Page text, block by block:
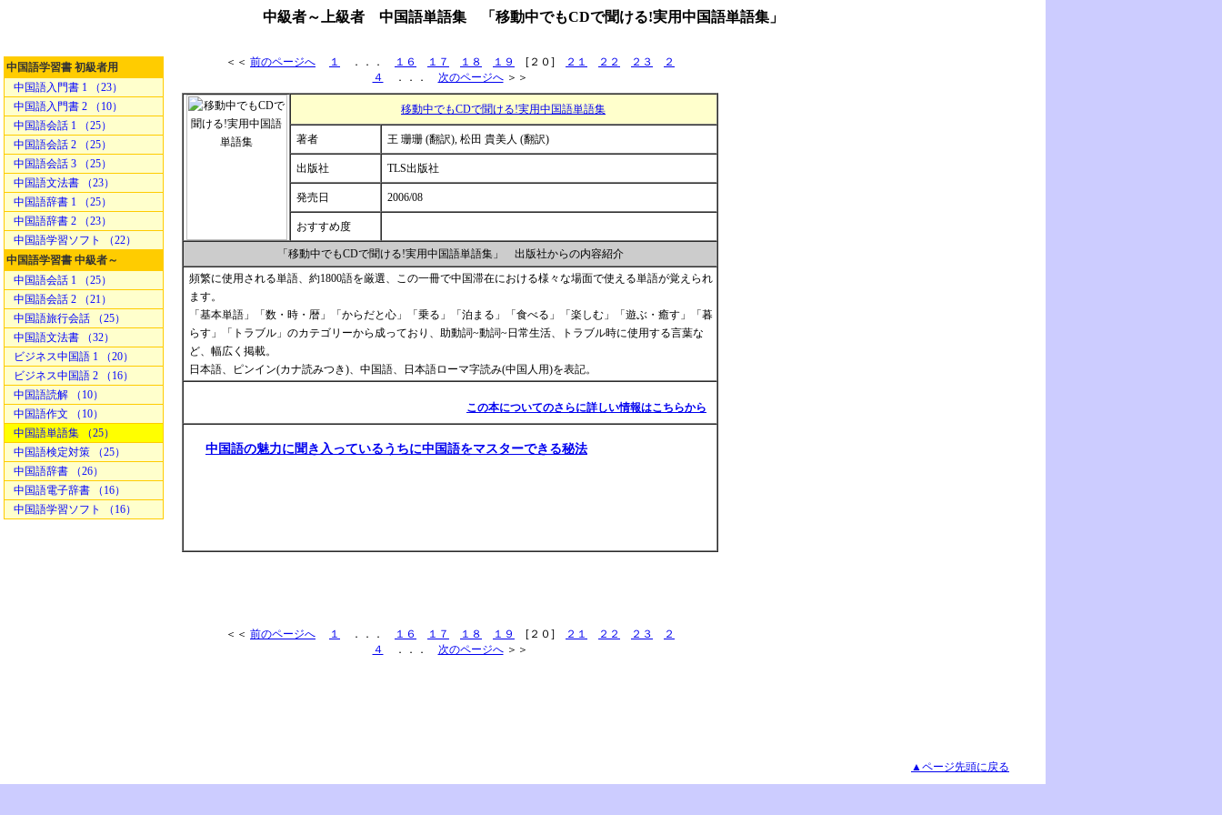
中級者～上級者 中国語単語集 「移動中でもCDで聞ける!実用中国語単語集」
中国語学習書 初級者用
中国語入門書 1 （23）
中国語入門書 2 （10）
中国語会話 1 （25）
中国語会話 2 （25）
中国語会話 3 （25）
中国語文法書 （23）
中国語辞書 1 （25）
中国語辞書 2 （23）
中国語学習ソフト （22）
中国語学習書 中級者～
中国語会話 1 （25）
中国語会話 2 （21）
中国語旅行会話 （25）
中国語文法書 （32）
ビジネス中国語 1 （20）
ビジネス中国語 2 （16）
中国語読解 （10）
中国語作文 （10）
中国語単語集 （25）
中国語検定対策 （25）
中国語辞書 （26）
中国語電子辞書 （16）
中国語学習ソフト （16）
＜＜ 前のページへ １ ．．． １６ １７ １８ １９ [２０] ２１ ２２ ２３
２
４
．．． 次のページへ＞＞
移動中でもCDで聞ける!実用中国語単語集
著者 王 珊珊 (翻訳), 松田 貴美人 (翻訳)
出版社 TLS出版社
発売日 2006/08
おすすめ度
「移動中でもCDで聞ける!実用中国語単語集」 出版社からの内容紹介
頻繁に使用される単語、約1800語を厳選、この一冊で中国滞在における様々な場面で使える単語が覚えられ
ます。
「基本単語」「数・時・暦」「からだと心」「乗る」「泊まる」「食べる」「楽しむ」「遊ぶ・癒す」「暮
らす」「トラブル」のカテゴリーから成っており、助動詞~動詞~日常生活、トラブル時に使用する言葉な
ど、幅広く掲載。
日本語、ピンイン(カナ読みつき)、中国語、日本語ローマ字読み(中国人用)を表記。
この本についてのさらに詳しい情報はこちらから
中国語の魅力に聞き入っているうちに中国語をマスターできる秘法
＜＜ 前のページへ １ ．．． １６ １７ １８ １９ [２０] ２１ ２２ ２３
２
４
．．． 次のページへ＞＞
▲ページ先頭に戻る